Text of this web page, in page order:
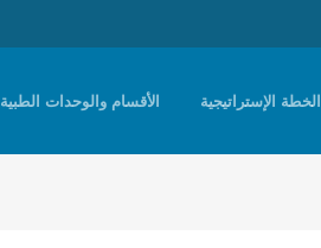
الخطة الإستراتيجية الأقسام والوحدات الطبية